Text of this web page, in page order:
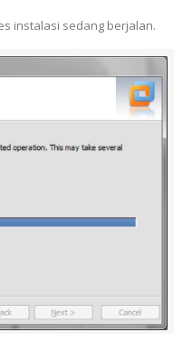
instalasi sedang berjalan.